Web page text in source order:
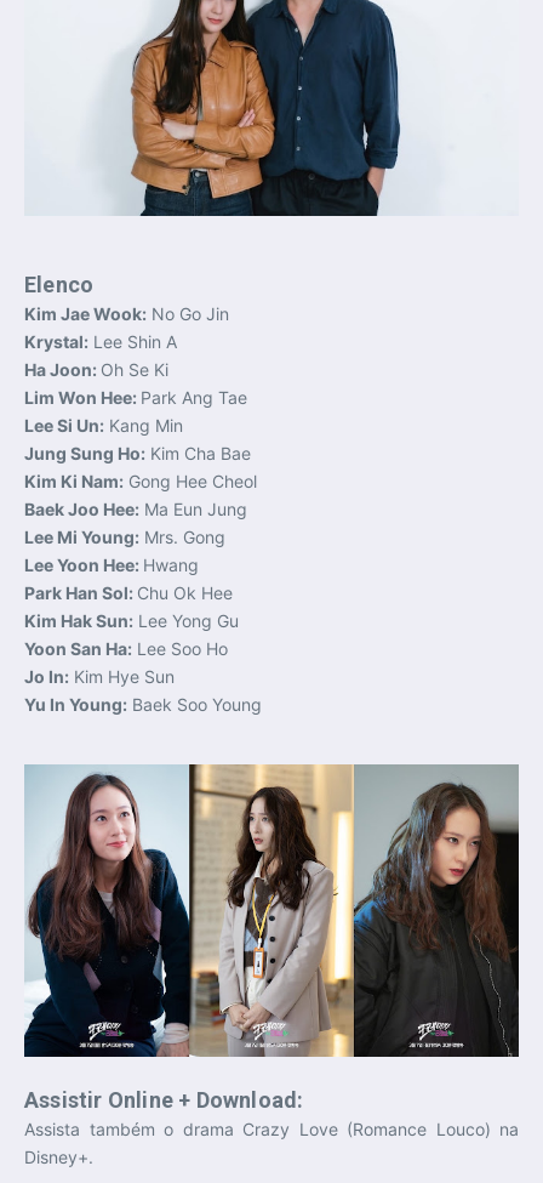
Elenco
Kim Jae Wook: No Go Jin
Krystal: Lee Shin A
Ha Joon: Oh Se Ki
Lim Won Hee: Park Ang Tae
Lee Si Un: Kang Min
Jung Sung Ho: Kim Cha Bae
Kim Ki Nam: Gong Hee Cheol
Baek Joo Hee: Ma Eun Jung
Lee Mi Young: Mrs. Gong
Lee Yoon Hee: Hwang
Park Han Sol: Chu Ok Hee
Kim Hak Sun: Lee Yong Gu
Yoon San Ha: Lee Soo Ho
Jo In: Kim Hye Sun
Yu In Young: Baek Soo Young
Assistir Online + Download:
Assista também o drama Crazy Love (Romance Louco) na
Disney+.